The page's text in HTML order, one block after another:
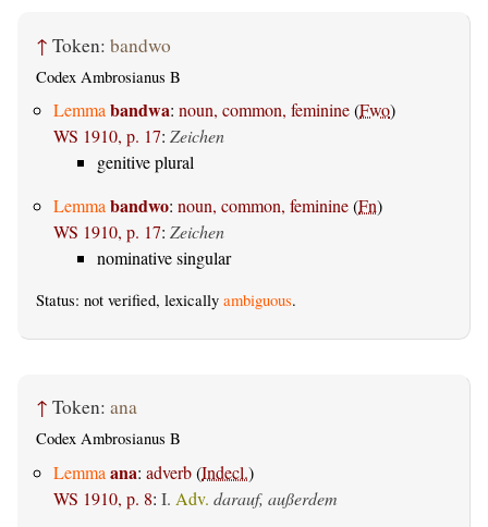
↑ Token: bandwo
Codex Ambrosianus B
Lemmabandwa: noun, common, feminine(Fwo)
WS 1910, p. 17: Zeichen
genitive plural
Lemmabandwo: noun, common, feminine(Fn)
WS 1910, p. 17: Zeichen
nominative singular
Status: not verified, lexically ambiguous.
↑ Token: ana
Codex Ambrosianus B
Lemma ana: adverb(Indecl.)
WS 1910, p. 8: I. Adv. darauf, außerdem